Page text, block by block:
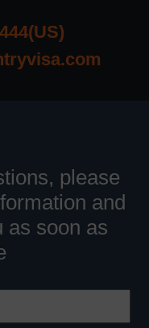
please
and
as soon as